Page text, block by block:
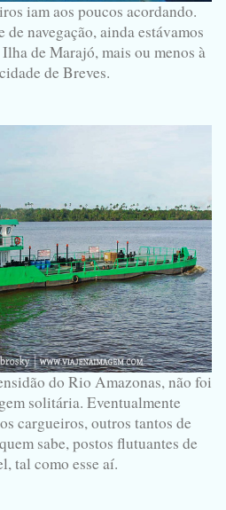
iam aos poucos acordando.
navegação, ainda estávamos
de Marajó, mais ou menos à
de Breves.
do Rio Amazonas, não foi
solitária. Eventualmente
cargueiros, outros tantos de
sabe, postos flutuantes de
tal como esse aí.